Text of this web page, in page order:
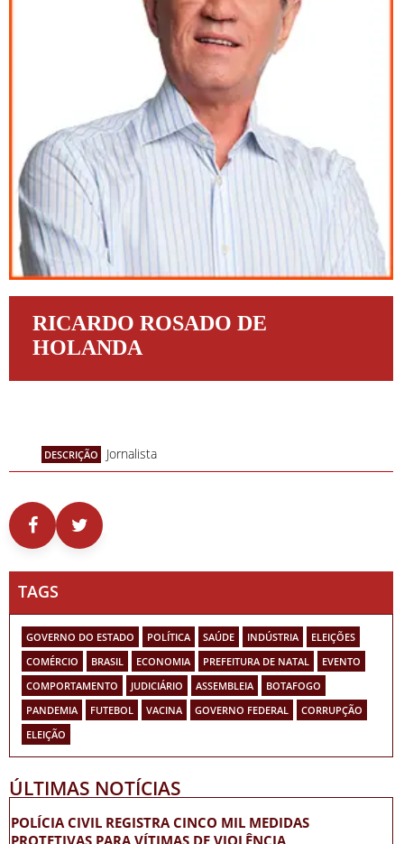
RICARDO ROSADO DE
HOLANDA
DESCRIÇÃO Jornalista
TAGS
GOVERNO DO ESTADO POLÍTICA SAÚDE INDÚSTRIA
ELEIÇÕES
COMÉRCIO
BRASIL ECONOMIA PREFEITURA DE NATAL
EVENTO
COMPORTAMENTO
JUDICIÁRIO ASSEMBLEIA
BOTAFOGO
PANDEMIA
FUTEBOL VACINA GOVERNO FEDERAL
CORRUPÇÃO
ELEIÇÃO
ÚLTIMAS NOTÍCIAS
POLÍCIA CIVIL REGISTRA CINCO MIL MEDIDAS